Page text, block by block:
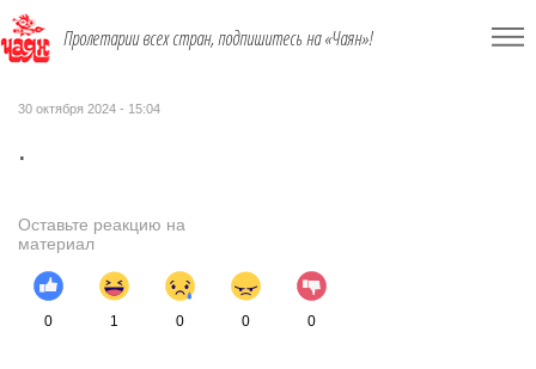
Пролетарии всех стран, подпишитесь на «Чаян»!
30 октября 2024 - 15:04
.
Оставьте реакцию на
материал
0 1 0 0 0